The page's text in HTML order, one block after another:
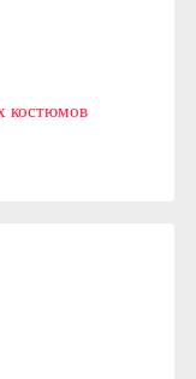
костюмов